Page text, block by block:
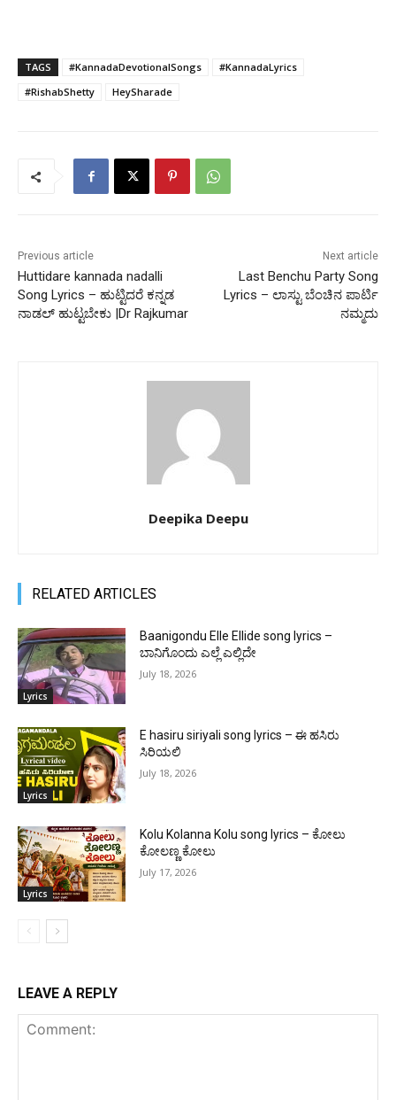
TAGS #KannadaDevotionalSongs
#KannadaLyrics
#RishabShetty
HeySharade
Previous article
Huttidare kannada nadalli
Song Lyrics – ಹುಟ್ಟಿದರೆ ಕನ್ನಡ
ನಾಡಲ್ ಹುಟ್ಟಬೇಕು |Dr Rajkumar
Next article
Last Benchu Party Song
Lyrics – ಲಾಸ್ಟು ಬೆಂಚಿನ ಪಾರ್ಟಿ
ನಮ್ಮದು
Deepika Deepu
RELATED ARTICLES
Lyrics
Baanigondu Elle Ellide song lyrics –
ಬಾನಿಗೊಂದು ಎಲ್ಲೆ ಎಲ್ಲಿದೇ
July 18, 2026
Lyrics
E hasiru siriyali song lyrics – ಈ ಹಸಿರು
ಸಿರಿಯಲಿ
July 18, 2026
Lyrics
Kolu Kolanna Kolu song lyrics – ಕೋಲು
ಕೋಲಣ್ಣ ಕೋಲು
July 17, 2026
LEAVE A REPLY